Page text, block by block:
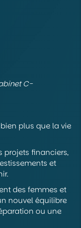
C-
plus que la vie
projets financiers,
et
des femmes et
nouvel équilibre
ou une